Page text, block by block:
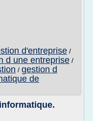
d'entreprise /
d une entreprise /
/ gestion d
de